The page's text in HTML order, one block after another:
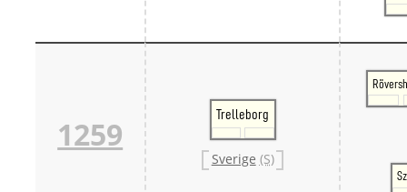
1259
Trelleborg
Sverige (S)